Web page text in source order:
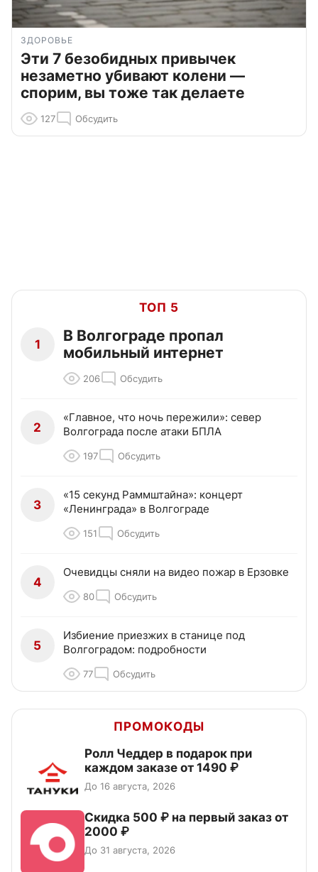
ЗДОРОВЬЕ
Эти 7 безобидных привычек
незаметно убивают колени —
спорим, вы тоже так делаете
127 Обсудить
ТОП 5
1
В Волгограде пропал
мобильный интернет
206 Обсудить
2
«Главное, что ночь пережили»: север
Волгограда после атаки БПЛА
197 Обсудить
3
«15 секунд Раммштайна»: концерт
«Ленинграда» в Волгограде
151 Обсудить
4
Очевидцы сняли на видео пожар в Ерзовке
80 Обсудить
5
Избиение приезжих в станице под
Волгоградом: подробности
77 Обсудить
ПРОМОКОДЫ
Ролл Чеддер в подарок при
каждом заказе от 1490 ₽
До 16 августа, 2026
Скидка 500 ₽ на первый заказ от
2000 ₽
До 31 августа, 2026